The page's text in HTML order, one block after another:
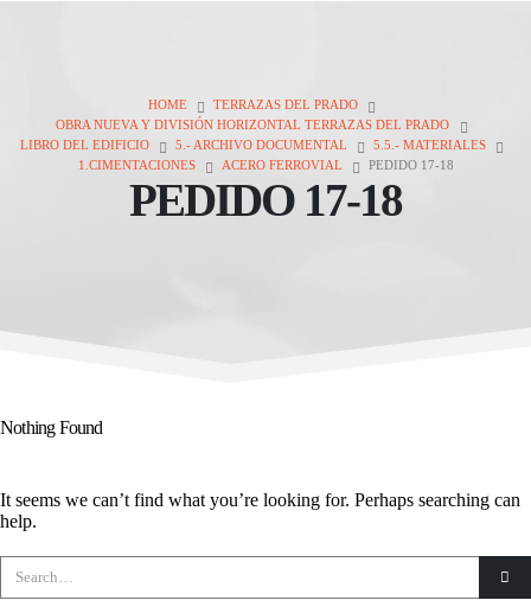
HOME
TERRAZAS DEL PRADO
OBRA NUEVA Y DIVISIÓN HORIZONTAL TERRAZAS DEL PRADO
LIBRO DEL EDIFICIO
5.- ARCHIVO DOCUMENTAL
5.5.- MATERIALES
1.CIMENTACIONES
ACERO FERROVIAL PEDIDO 17-18
PEDIDO 17-18
Nothing Found
It seems we can’t find what you’re looking for. Perhaps searching can
help.